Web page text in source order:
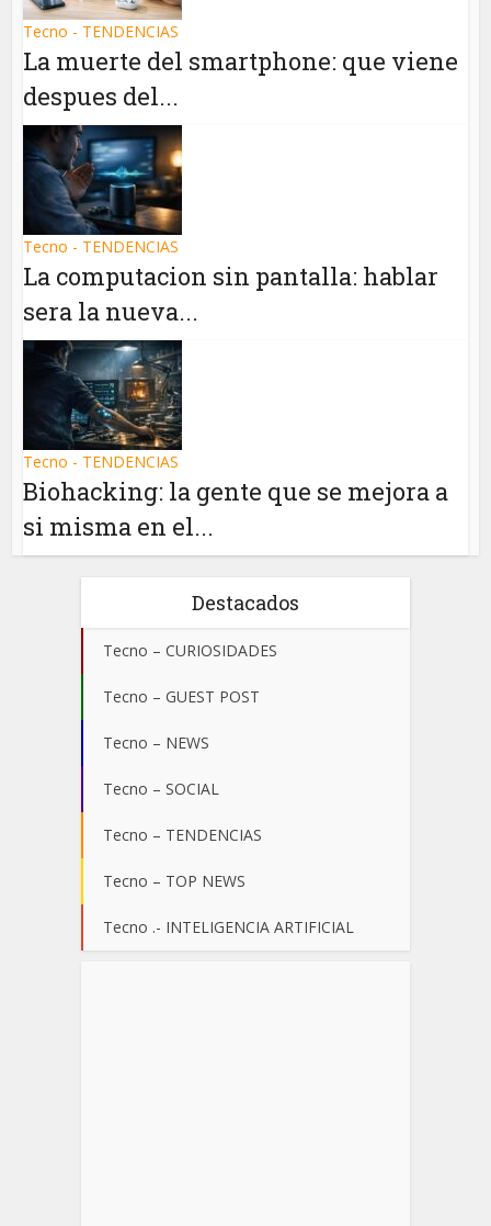
Tecno - TENDENCIAS
La muerte del smartphone: que viene
despues del...
Tecno - TENDENCIAS
La computacion sin pantalla: hablar
sera la nueva...
Tecno - TENDENCIAS
Biohacking: la gente que se mejora a
si misma en el...
Destacados
Tecno – CURIOSIDADES
Tecno – GUEST POST
Tecno – NEWS
Tecno – SOCIAL
Tecno – TENDENCIAS
Tecno – TOP NEWS
Tecno .- INTELIGENCIA ARTIFICIAL